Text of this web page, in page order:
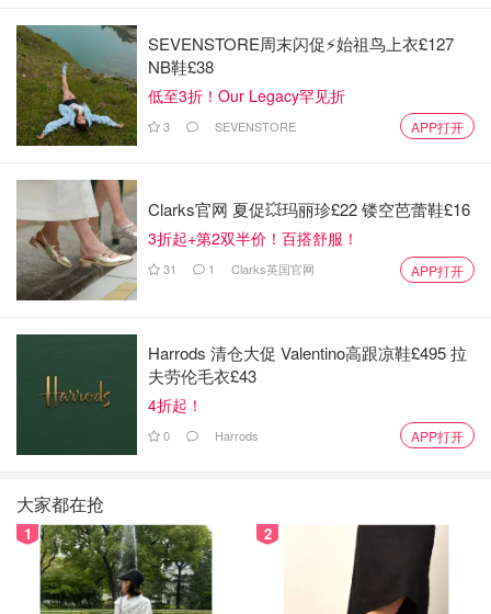
电话：02077818888
网站：
rosewoodhotels.com
价格：每人 72 英镑或每人 75 英镑（含一杯起泡酒）
伦敦瑰丽酒店的艺术下午茶是许多文艺爱好者挚爱的打卡圣
地，瑰丽酒店的艺术下午茶灵感通常来源于时下热门的艺术
展。
Rosewood London Kusama Art Afternoon Tea
从抽象派艺
术中提取灵感的糕点充满了先锋艺术感，最近推出的草间弥
SEVENSTORE周末闪促⚡️始祖鸟上衣£127
NB鞋£38
低至3折！Our Legacy罕见折
3 SEVENSTORE APP打开
Clarks官网 夏促💥玛丽珍£22 镂空芭蕾鞋£16
3折起+第2双半价！百搭舒服！
31 1 Clarks英国官网 APP打开
Harrods 清仓大促 Valentino高跟凉鞋£495 拉
夫劳伦毛衣£43
4折起！
0 Harrods APP打开
大家都在抢
1 2